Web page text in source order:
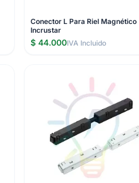
Conector L Para Riel Magnético
Incrustar
$ 44.000IVA Incluido